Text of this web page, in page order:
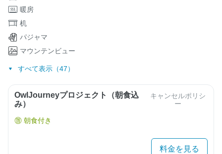
暖房
机
パジャマ
マウンテンビュー
すべて表示（47）
OwlJourneyプロジェクト（朝食込
み）
キャンセルポリシ
ー
朝食付き
料金を見る